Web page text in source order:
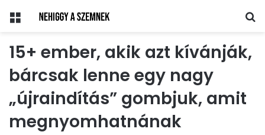
Menü
15+ ember, akik azt kívánják,
bárcsak lenne egy nagy
„újraindítás” gombjuk, amit
megnyomhatnának